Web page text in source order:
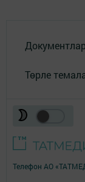
Документлар
Төрле
Телефон АО